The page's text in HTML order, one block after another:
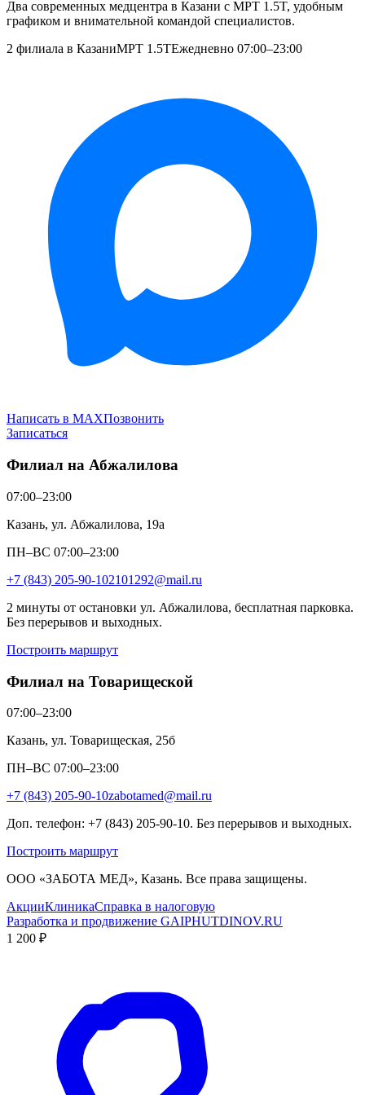
Два современных медцентра в Казани с МРТ 1.5T, удобным
графиком и внимательной командой специалистов.
2 филиала в КазаниМРТ 1.5TЕжедневно 07:00–23:00
Написать в MAXПозвонить
Записаться
Филиал на Абжалилова
07:00–23:00
Казань, ул. Абжалилова, 19а
ПН–ВС 07:00–23:00
+7 (843) 205-90-102101292@mail.ru
2 минуты от остановки ул. Абжалилова, бесплатная парковка.
Без перерывов и выходных.
Построить маршрут
Филиал на Товарищеской
07:00–23:00
Казань, ул. Товарищеская, 25б
ПН–ВС 07:00–23:00
+7 (843) 205-90-10zabotamed@mail.ru
Доп. телефон: +7 (843) 205-90-10. Без перерывов и выходных.
Построить маршрут
ООО «ЗАБОТА МЕД», Казань. Все права защищены.
АкцииКлиникаСправка в налоговую
Разработка и продвижение GAIPHUTDINOV.RU
1 200 ₽